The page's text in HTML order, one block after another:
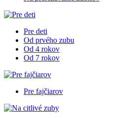
Pre deti
Od prvého zubu
Od 4 rokov
Od 7 rokov
Pre fajčiarov